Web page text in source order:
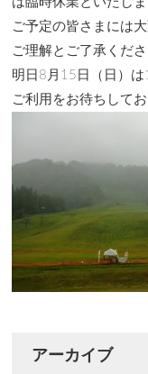
ご予定の皆さまには
ご理解とご了承くださ
明日8月15日（日）
ご利用をお待ちしてお
アーカイブ